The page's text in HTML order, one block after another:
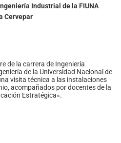
Industrial de la FIUNA
Cervepar
de la carrera de Ingeniería
de la Universidad Nacional de
visita técnica a las instalaciones
acompañados por docentes de la
Estratégica».